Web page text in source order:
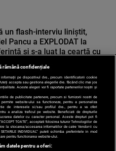
un flash-interviu liniștit,
Pancu a EXPLODAT la
și s-a luat la ceartă cu
rămână confidențiale
pe dispozitivul dvs., precum identificatorii cookie
accepta sau gestiona alegerile dvs. făcând clic mai jos
Aceste alegeri vor fi raportate partenerilor noștri și
de publicitate partenere, precum si furnizorii nostri de
website-ului sa functioneze, pentru a personaliza
de interesele si/sau profilul dvs., pentru a va oferi
a analiza traficul pe website. Beneficiati de drepturile
datelor cu caracter personal. Aceste drepturi pot fi
TOATE”, acceptati folosirea tuturor Tehnologiilor de
la stocarea/accesarea informatiilor de catre Vendor-ii cu
INDIVIDUAL” puteti schimba preferintele in mod
pentru functionarea website-ului.
datele pentru a oferi: